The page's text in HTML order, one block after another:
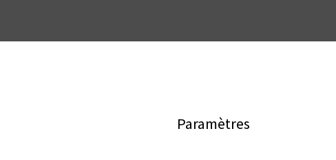
Paramètres